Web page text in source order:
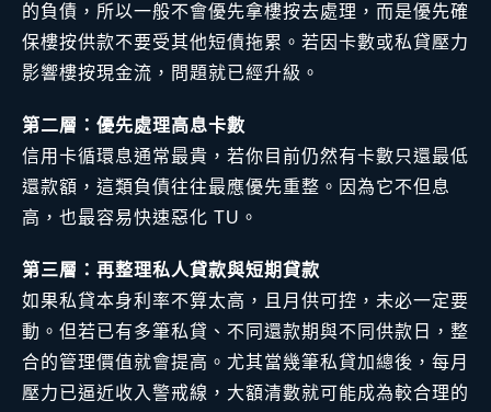
的負債，所以一般不會優先拿樓按去處理，而是優先確
保樓按供款不要受其他短債拖累。若因卡數或私貸壓力
影響樓按現金流，問題就已經升級。
第二層：優先處理高息卡數
信用卡循環息通常最貴，若你目前仍然有卡數只還最低
還款額，這類負債往往最應優先重整。因為它不但息
高，也最容易快速惡化 TU。
第三層：再整理私人貸款與短期貸款
如果私貸本身利率不算太高，且月供可控，未必一定要
動。但若已有多筆私貸、不同還款期與不同供款日，整
合的管理價值就會提高。尤其當幾筆私貸加總後，每月
壓力已逼近收入警戒線，大額清數就可能成為較合理的